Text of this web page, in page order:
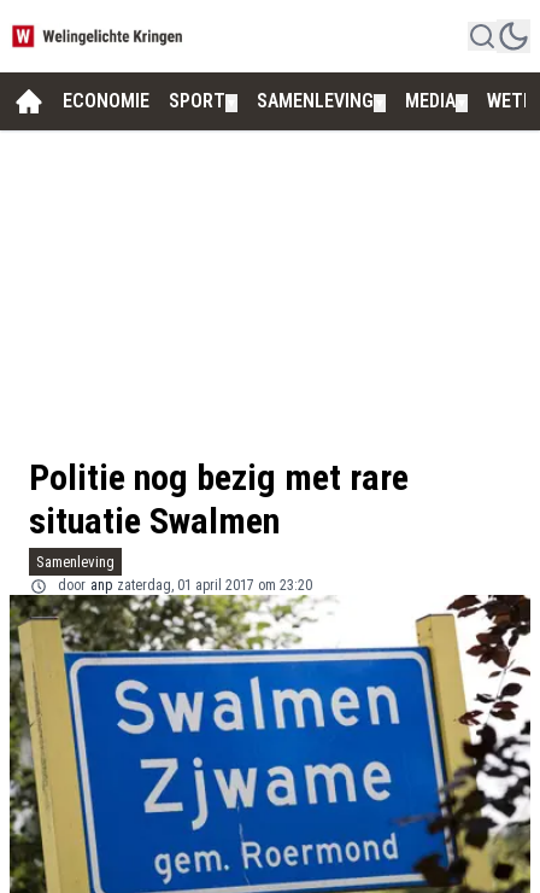
ECONOMIE SPORT SAMENLEVING MEDIA
Politie nog bezig met rare
situatie Swalmen
Samenleving
door anp zaterdag, 01 april 2017 om 23:20